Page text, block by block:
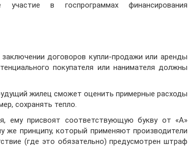
в госпрограммах финансирования
договоров купли-продажи или аренды
покупателя или нанимателя должны
жилец сможет оценить примерные расходы
сохранять тепло.
ему присвоят соответствующую букву от «А»
принципу, который применяют производители
(где это обязательно) предусмотрен штраф